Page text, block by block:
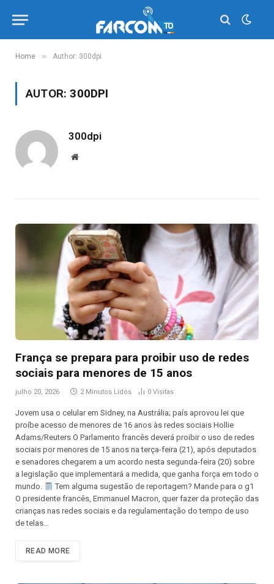
Home » Author: 300dpi
AUTOR:300DPI
300dpi
Website
França se prepara para proibir uso de redes
sociais para menores de 15 anos
julho 20, 2026 2 Minutos Lidos 0 Visitas
Jovem usa o celular em Sidney, na Austrália; país aprovou lei que
proíbe acesso de menores de 16 anos às redes sociais Hollie
Adams/Reuters O Parlamento francês deverá proibir o uso de redes
sociais por menores de 15 anos na terça-feira (21), após deputados
e senadores chegarem a um acordo nesta segunda-feira (20) sobre
a legislação que implementará a medida, que ganha força em todo o
mundo.
Tem alguma sugestão de reportagem? Mande para o g1
O presidente francês, Emmanuel Macron, quer fazer da proteção das
crianças nas redes sociais e da regulamentação do tempo de uso
de telas…
READ MORE